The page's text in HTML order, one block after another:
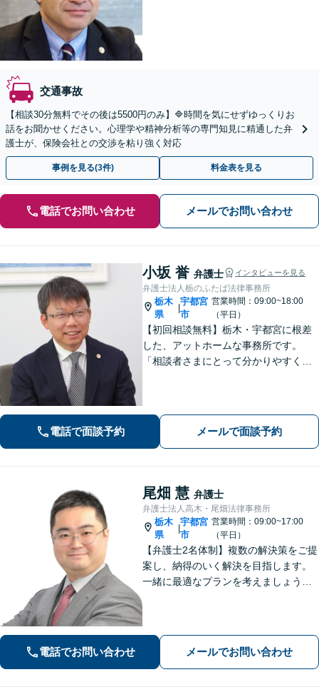
交通事故
【相談30分無料でその後は5500円のみ】🔷時間を気にせずゆっくりお
話をお聞かせください。心理学や精神分析等の専門知見に精通した弁
護士が、保険会社との交渉を粘り強く対応
事例を見る(3件) 料金表を見る
電話でお問い合わせ メールでお問い合わせ
小坂 誉 弁護士 インタビューを見る
弁護士法人栃のふたば法律事務所
栃木
県
|
宇都宮
市
営業時間：09:00~18:00
（平日）
【初回相談無料】栃木・宇都宮に根差
した、アットホームな事務所です。
「相談者さまにとって分かりやすく説
気軽にご相談ください【無料駐車場あ
電話で面談予約 メールで面談予約
尾畑 慧 弁護士
弁護士法人高木・尾畑法律事務所
栃木
県
|
宇都宮
市
営業時間：09:00~17:00
（平日）
【弁護士2名体制】複数の解決策をご提
案し、納得のいく解決を目指します。
一緒に最適なプランを考えましょう。
ださい【駐車場あり】【当日・夜間・
休日対応】
電話でお問い合わせ メールでお問い合わせ